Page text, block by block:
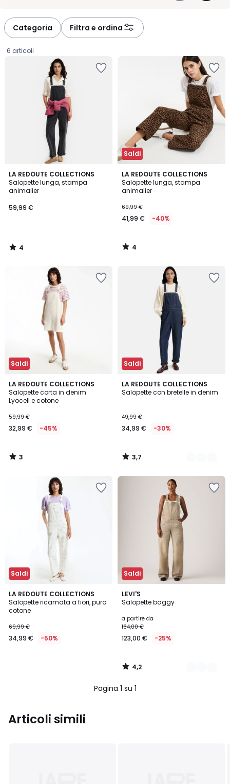
provare subito il tuo nuovo alleato di stile, a casa tua.
Categoria Filtra e ordina
6 articoli
LA REDOUTE COLLECTIONS
Salopette lunga, stampa
animalier
€.
59,99 €
4
/
5
4
/
Saldi
LA REDOUTE COLLECTIONS
Salopette lunga, stampa
animalier
69,99 €
41,99 € -40%
4
/
5
4
/
Saldi
LA REDOUTE COLLECTIONS
Salopette corta in denim
Lyocell e cotone
59,99 €
32,99 € -45%
3
/
5
3
/
Saldi
LA REDOUTE COLLECTIONS
Salopette con bretelle in denim
49,99 €
34,99 € -30%
3,7
/ 5
2
Colori
3,7
/
Saldi
LA REDOUTE COLLECTIONS
Salopette ricamata a fiori, puro
cotone
69,99 €
34,99 € -50%
Saldi
LEVI'S
Salopette baggy
a partire da
164,00 €
123,00 € -25%
4,2
/ 5
2
Colori
4,2
/
Pagina 1 su 1
Articoli simili